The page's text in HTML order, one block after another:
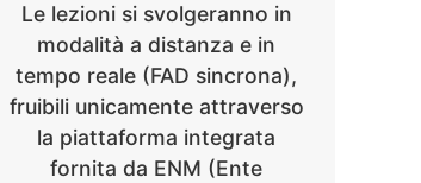
Le lezioni si svolgeranno in
modalità a distanza e in
tempo reale (FAD sincrona),
fruibili unicamente attraverso
la piattaforma integrata
fornita da ENM (Ente